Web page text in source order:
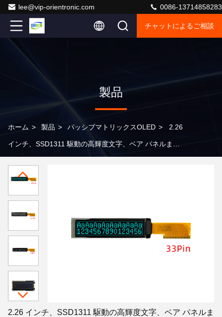
lee@vip-orientronic.com 0086-13714858283
チャットによるご相談
製品
ホーム > 製品 > パッシブマトリックスOLED > 2.26
インチ、SSD1311 駆動の高輝度文字、ベア パネルまた
2.26 インチ、SSD1311 駆動の高輝度文字、ベア パネルま